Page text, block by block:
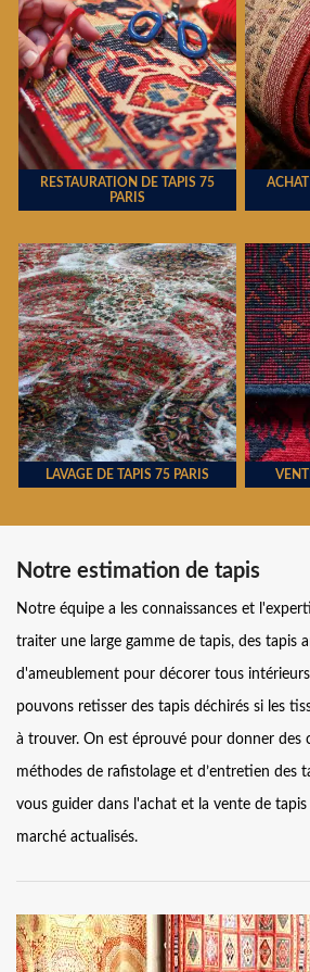
RESTAURATION DE TAPIS 75
PARIS
LAVAGE DE TAPIS 75 PARIS
Notre estimation de tapis
Notre équipe a les connaissances et
traiter une large gamme de tapis, des tapis
d'ameublement pour décorer tous
pouvons retisser des tapis déchirés si les
à trouver. On est éprouvé pour donner des
méthodes de rafistolage et d’entretien des
vous guider dans l'achat et la vente de
marché actualisés.